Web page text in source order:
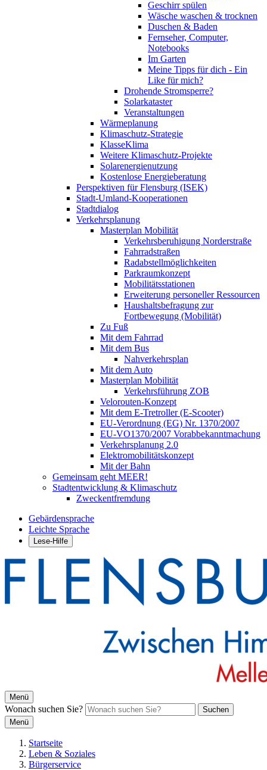
Geschirr spülen
Wäsche waschen & trocknen
Duschen & Baden
Fernseher, Computer,
Notebooks
Im Garten
Meine Tipps für dich - Ein
Like für mich?
Drohende Stromsperre?
Solarkataster
Veranstaltungen
Wärmeplanung
Klimaschutz-Strategie
KlasseKlima
Weitere Klimaschutz-Projekte
Solarenergienutzung
Kostenlose Energieberatung
Perspektiven für Flensburg (ISEK)
Stadt-Umland-Kooperationen
Stadtdialog
Verkehrsplanung
Masterplan Mobilität
Verkehrsberuhigung Norderstraße
Fahrradstraßen
Radabstellmöglichkeiten
Parkraumkonzept
Mobilitätsstationen
Erweiterung personeller Ressourcen
Haushaltsbefragung zur
Fortbewegung (Mobilität)
Zu Fuß
Mit dem Fahrrad
Mit dem Bus
Nahverkehrsplan
Mit dem Auto
Masterplan Mobilität
Verkehrsführung ZOB
Velorouten-Konzept
Mit dem E-Tretroller (E-Scooter)
EU-Verordnung (EG) Nr. 1370/2007
EU-VO1370/2007 Vorabbekanntmachung
Verkehrsplanung 2.0
Elektromobilitätskonzept
Mit der Bahn
Gemeinsam geht MEER!
Stadtentwicklung & Klimaschutz
Zweckentfremdung
Gebärdensprache
Leichte Sprache
Lese-Hilfe
Menü
Wonach suchen Sie?
Suchen
Menü
Startseite
Leben & Soziales
Bürgerservice